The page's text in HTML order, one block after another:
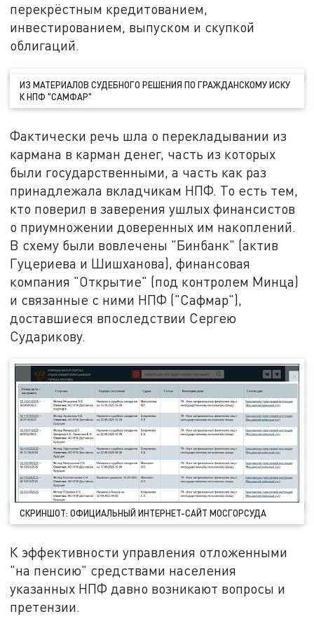
перекрёстным кредитованием,
инвестированием, выпуском и скупкой
облигаций.
ИЗ МАТЕРИАЛОВ СУДЕБНОГО РЕШЕНИЯ ПО ГРАЖДАНСКОМУ ИСКУ
К НПФ "САМФАР"
Фактически речь шла о перекладывании из
кармана в карман денег, часть из которых
были государственными, а часть как раз
принадлежала вкладчикам НПФ. То есть тем,
кто поверил в заверения ушлых финансистов
о приумножении доверенных им накоплений.
В схему были вовлечены "Бинбанк" (актив
Гуцериева и Шишханова), финансовая
компания "Открытие" (под контролем Минца)
и связанные с ними НПФ ("Сафмар"),
доставшиеся впоследствии Сергею
Сударикову.
СКРИНШОТ: ОФИЦИАЛЬНЫЙ ИНТЕРНЕТ-САЙТ МОСГОРСУДА
К эффективности управления отложенными
"на пенсию" средствами населения
указанных НПФ давно возникают вопросы и
претензии.